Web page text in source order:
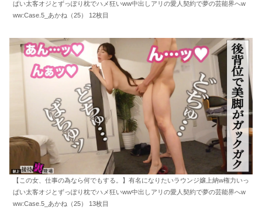
ぱい太客オジとずっぽり枕でハメ狂いww中出しアリの愛人契約で夢の芸能界へw
ww:Case.5_あかね（25） 12枚目
【この女、仕事の為なら何でもする。】有名になりたいラウンジ嬢上納w権力いっ
ぱい太客オジとずっぽり枕でハメ狂いww中出しアリの愛人契約で夢の芸能界へw
ww:Case.5_あかね（25） 13枚目